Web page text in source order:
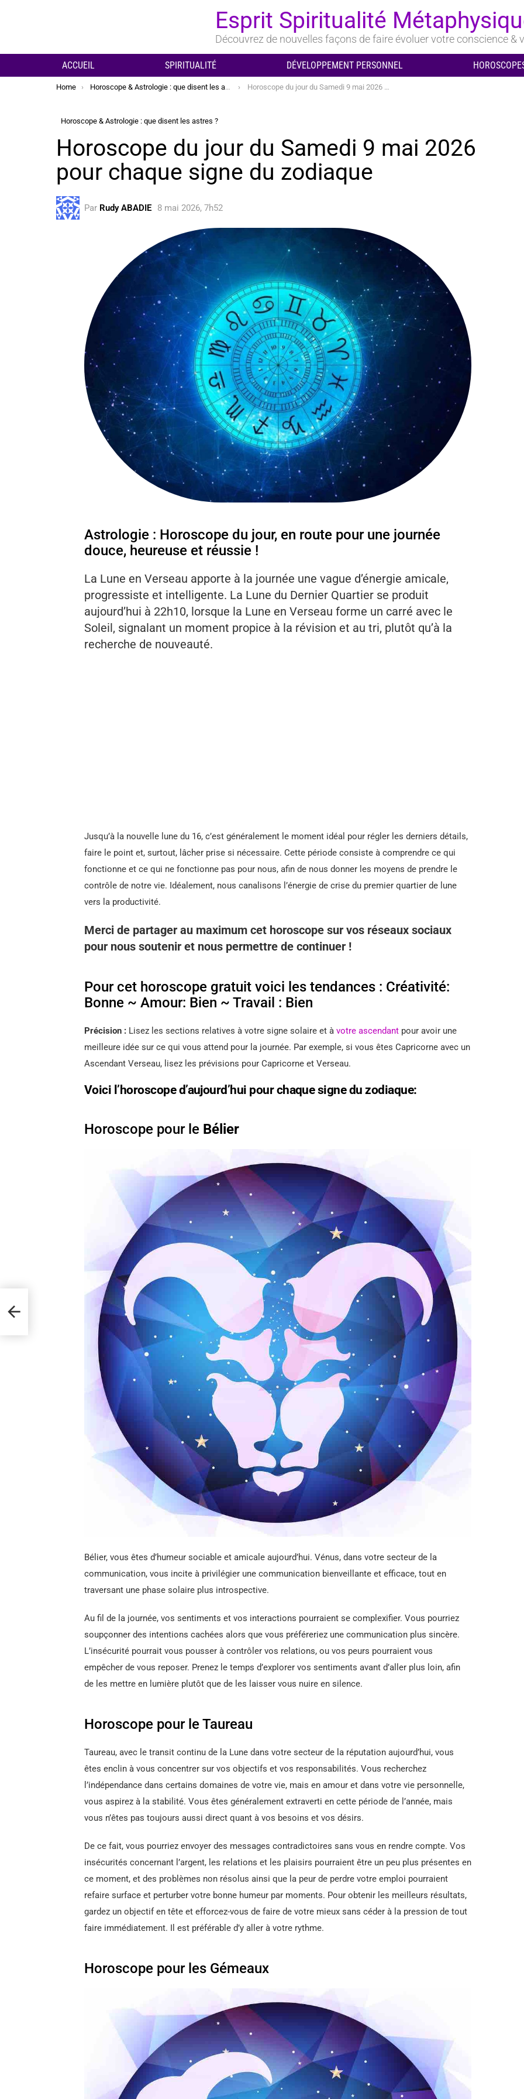
Esprit Spiritualité
Découvrez de nouvelles façons de faire évoluer votre conscience &
ACCUEIL SPIRITUALITÉ DÉVELOPPEMENT PERSONNEL
You are here:
Home Horoscope & Astrologie : que disent les astres ? Horoscope du jour du Samedi 9 mai 2026 pour chaque signe du zodiaque
Horoscope & Astrologie : que disent les astres ?
Horoscope du jour du Samedi 9 mai 2026
pour chaque signe du zodiaque
Par Rudy ABADIE 8 mai 2026, 7h52
Astrologie : Horoscope du jour, en route pour une journée
douce, heureuse et réussie !
La Lune en Verseau apporte à la journée une vague d’énergie amicale,
progressiste et intelligente. La Lune du Dernier Quartier se produit
aujourd’hui à 22h10, lorsque la Lune en Verseau forme un carré avec le
Soleil, signalant un moment propice à la révision et au tri, plutôt qu’à la
recherche de nouveauté.
Jusqu’à la nouvelle lune du 16, c’est généralement le moment idéal pour régler les derniers détails,
faire le point et, surtout, lâcher prise si nécessaire. Cette période consiste à comprendre ce qui
fonctionne et ce qui ne fonctionne pas pour nous, afin de nous donner les moyens de prendre le
contrôle de notre vie. Idéalement, nous canalisons l’énergie de crise du premier quartier de lune
vers la productivité.
Merci de partager au maximum cet horoscope sur vos réseaux sociaux
pour nous soutenir et nous permettre de continuer !
Pour cet horoscope gratuit voici les tendances : Créativité:
Bonne ~ Amour: Bien ~ Travail : Bien
Précision : Lisez les sections relatives à votre signe solaire et à votre ascendant pour avoir une
meilleure idée sur ce qui vous attend pour la journée. Par exemple, si vous êtes Capricorne avec un
Ascendant Verseau, lisez les prévisions pour Capricorne et Verseau.
Voici l’horoscope d’aujourd’hui pour chaque signe du zodiaque:
Horoscope pour le Bélier
Bélier, vous êtes d’humeur sociable et amicale aujourd’hui. Vénus, dans votre secteur de la
communication, vous incite à privilégier une communication bienveillante et efficace, tout en
traversant une phase solaire plus introspective.
Au fil de la journée, vos sentiments et vos interactions pourraient se complexifier. Vous pourriez
soupçonner des intentions cachées alors que vous préféreriez une communication plus sincère.
L’insécurité pourrait vous pousser à contrôler vos relations, ou vos peurs pourraient vous
empêcher de vous reposer. Prenez le temps d’explorer vos sentiments avant d’aller plus loin, afin
de les mettre en lumière plutôt que de les laisser vous nuire en silence.
Horoscope pour le Taureau
Taureau, avec le transit continu de la Lune dans votre secteur de la réputation aujourd’hui, vous
êtes enclin à vous concentrer sur vos objectifs et vos responsabilités. Vous recherchez
l’indépendance dans certains domaines de votre vie, mais en amour et dans votre vie personnelle,
vous aspirez à la stabilité. Vous êtes généralement extraverti en cette période de l’année, mais
vous n’êtes pas toujours aussi direct quant à vos besoins et vos désirs.
De ce fait, vous pourriez envoyer des messages contradictoires sans vous en rendre compte. Vos
insécurités concernant l’argent, les relations et les plaisirs pourraient être un peu plus présentes en
ce moment, et des problèmes non résolus ainsi que la peur de perdre votre emploi pourraient
refaire surface et perturber votre bonne humeur par moments. Pour obtenir les meilleurs résultats,
gardez un objectif en tête et efforcez-vous de faire de votre mieux sans céder à la pression de tout
faire immédiatement. Il est préférable d’y aller à votre rythme.
Horoscope pour les Gémeaux